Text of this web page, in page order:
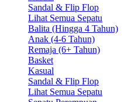
Sandal & Flip Flop
Lihat Semua Sepatu
Balita (Hingga 4 Tahun)
Anak (4-6 Tahun)
Remaja (6+ Tahun)
Basket
Kasual
Sandal & Flip Flop
Lihat Semua Sepatu